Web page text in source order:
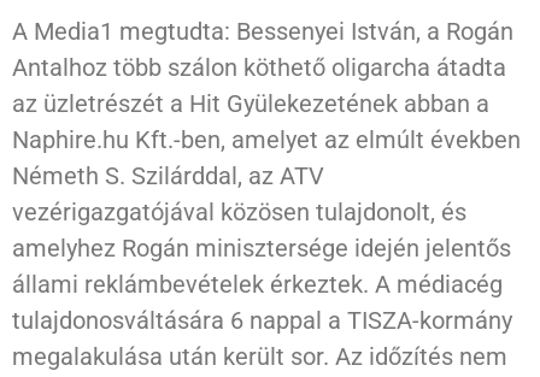
A Media1 megtudta: Bessenyei István, a Rogán
Antalhoz több szálon köthető oligarcha átadta
az üzletrészét a Hit Gyülekezetének abban a
Naphire.hu Kft.-ben, amelyet az elmúlt években
Németh S. Szilárddal, az ATV
vezérigazgatójával közösen tulajdonolt, és
amelyhez Rogán minisztersége idején jelentős
állami reklámbevételek érkeztek. A médiacég
tulajdonosváltására 6 nappal a TISZA-kormány
megalakulása után került sor. Az időzítés nem